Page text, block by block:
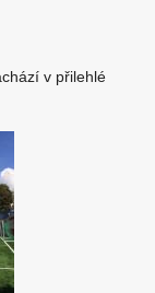
v přilehlé